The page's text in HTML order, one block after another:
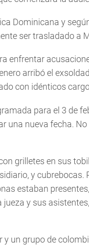
Dominicana y
ser trasladado a
enfrentar
arribó el
con idénticos
para el 3 de
una nueva fecha. No
grilletes en sus
y cubrebocas.
estaban
y sus
y un grupo de